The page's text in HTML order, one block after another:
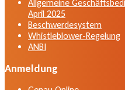
Allgemeine
April 2025
Beschwerdesystem
Whistleblower-Regelung
ANBI
Anmeldung